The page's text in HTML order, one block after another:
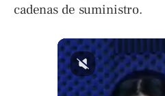
cadenas de suministro.